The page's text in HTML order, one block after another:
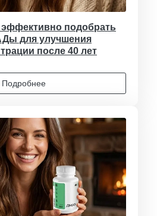
эффективно подобрать
для улучшения
после 40 лет
Подробнее